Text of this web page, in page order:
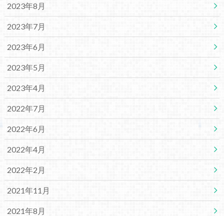
2023年8月
2023年7月
2023年6月
2023年5月
2023年4月
2022年7月
2022年6月
2022年4月
2022年2月
2021年11月
2021年8月